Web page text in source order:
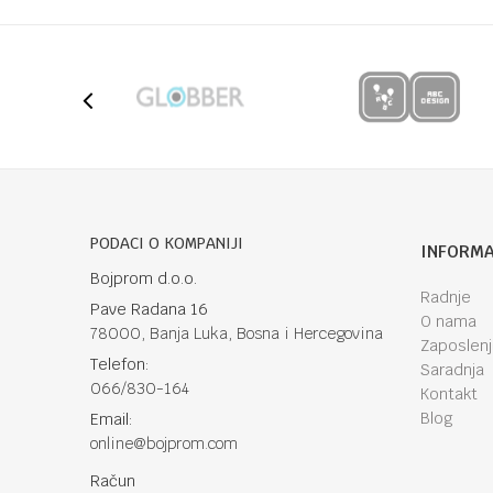
POŠALJI
PODACI O KOMPANIJI
Bojprom d.o.o.
Pave Radana 16
78000, Banja Luka, Bosna i Hercegovina
Telefon:
066/830-164
Email:
online@bojprom.com
Račun
Radnje
O nama
Saradnja
Kontakt
Blog